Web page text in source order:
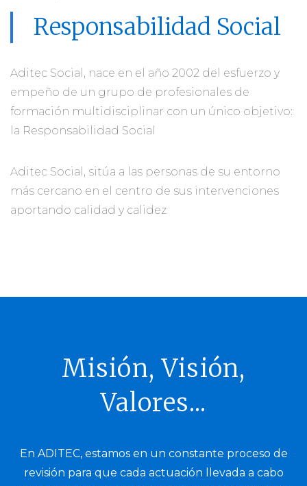
Responsabilidad Social
Aditec Social, nace en el año 2002 del esfuerzo y
empeño de un grupo de profesionales de
formación multidisciplinar con un único objetivo:
la Responsabilidad Social
Aditec Social, sitúa a las personas de su entorno
más cercano en el centro de sus intervenciones
aportando calidad y calidez
Misión, Visión,
Valores...
En ADITEC, estamos en un constante proceso de
revisión para que cada actuación llevada a cabo